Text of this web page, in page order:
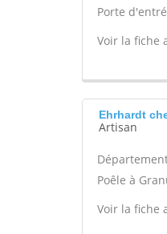
Porte
Voir la fiche
Ehrhardt
Artisan
Poêle à
Voir la fiche